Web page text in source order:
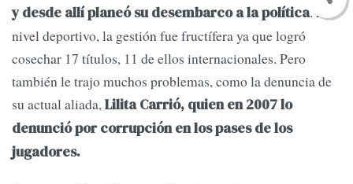
y desde allí planeó su desembarco a la política. A
nivel deportivo, la gestión fue fructífera ya que logró
cosechar 17 títulos, 11 de ellos internacionales. Pero
también le trajo muchos problemas, como la denuncia de
su actual aliada,Lilita Carrió, quien en 2007 lo
denunció por corrupción en los pases de los
jugadores.